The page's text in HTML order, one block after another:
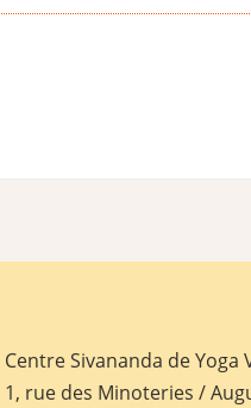
Centre Sivananda de Yoga
1, rue des Minoteries /